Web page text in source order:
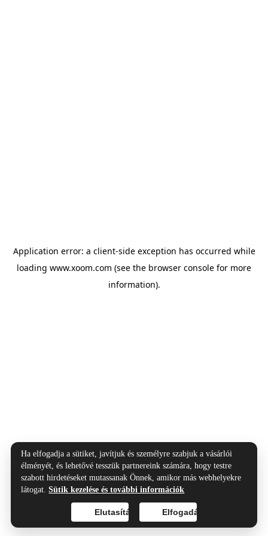
Application error: a client-side exception has occurred while
loading www.xoom.com (see the browser console for more
information).
Ha elfogadja a sütiket, javítjuk és személyre szabjuk a vásárlói
élményét, és lehetővé tesszük partnereink számára, hogy testre
szabott hirdetéseket mutassanak Önnek, amikor más webhelyekre
látogat.Sütik kezelése és további információk
Elfogadás
Elutasítás